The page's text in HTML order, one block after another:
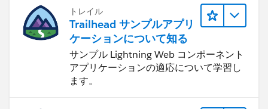
トレイル
Trailhead サンプルアプリ
ケーションについて知る
サンプル Lightning Web コンポーネント
アプリケーションの適応について学習し
ます。